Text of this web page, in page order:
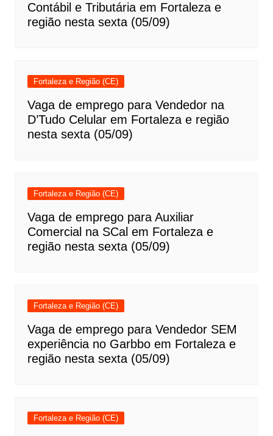
Contábil e Tributária em Fortaleza e
região nesta sexta (05/09)
Fortaleza e Região (CE)
Vaga de emprego para Vendedor na
D’Tudo Celular em Fortaleza e região
nesta sexta (05/09)
Fortaleza e Região (CE)
Vaga de emprego para Auxiliar
Comercial na SCal em Fortaleza e
região nesta sexta (05/09)
Fortaleza e Região (CE)
Vaga de emprego para Vendedor SEM
experiência no Garbbo em Fortaleza e
região nesta sexta (05/09)
Fortaleza e Região (CE)